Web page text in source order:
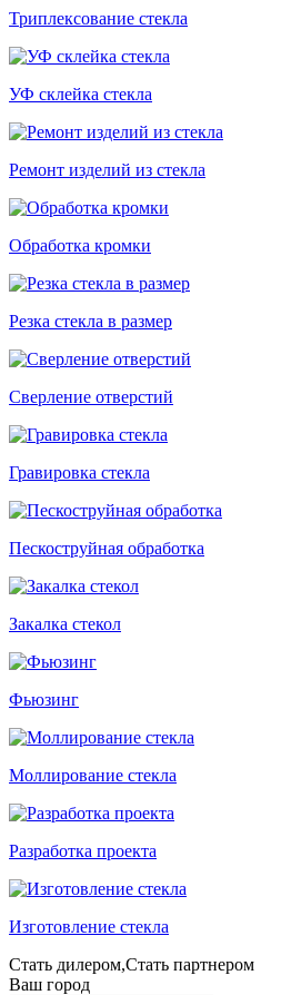
Триплексование стекла
УФ склейка стекла
Ремонт изделий из стекла
Обработка кромки
Резка стекла в размер
Сверление отверстий
Гравировка стекла
Пескоструйная обработка
Закалка стекол
Фьюзинг
Моллирование стекла
Разработка проекта
Изготовление стекла
Стать дилером,Стать партнером
Ваш город